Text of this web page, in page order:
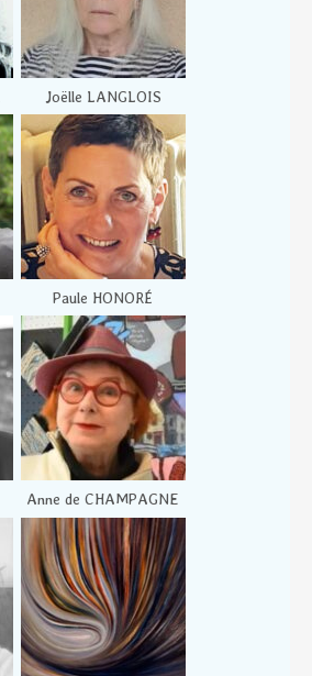
Joëlle LANGLOIS
Paule HONORÉ
Anne de CHAMPAGNE